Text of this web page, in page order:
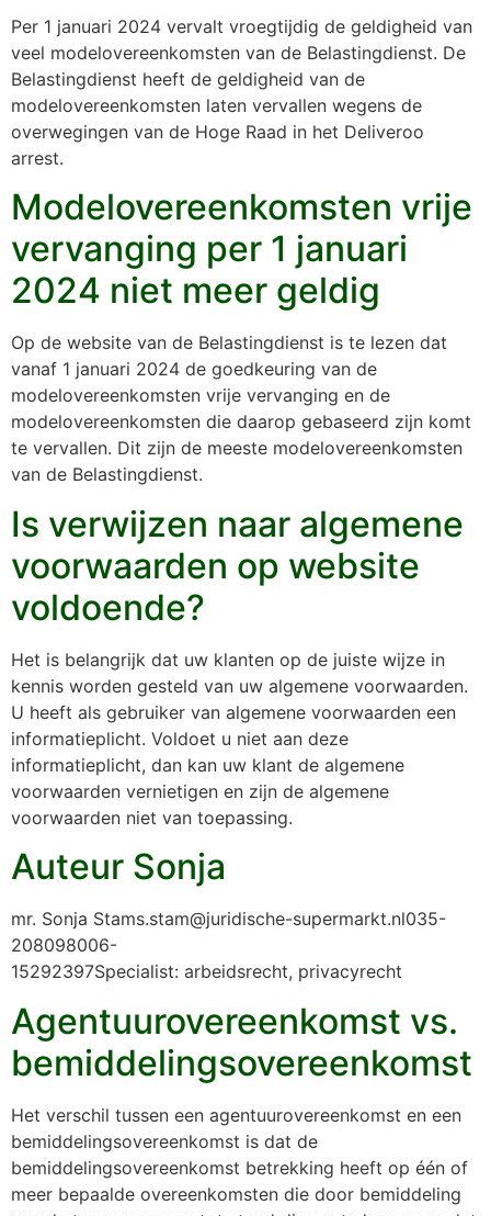
Per 1 januari 2024 vervalt vroegtijdig de geldigheid van
veel modelovereenkomsten van de Belastingdienst. De
Belastingdienst heeft de geldigheid van de
modelovereenkomsten laten vervallen wegens de
overwegingen van de Hoge Raad in het Deliveroo
arrest.
Modelovereenkomsten vrije
vervanging per 1 januari
2024 niet meer geldig
Op de website van de Belastingdienst is te lezen dat
vanaf 1 januari 2024 de goedkeuring van de
modelovereenkomsten vrije vervanging en de
modelovereenkomsten die daarop gebaseerd zijn komt
te vervallen. Dit zijn de meeste modelovereenkomsten
van de Belastingdienst.
Is verwijzen naar algemene
voorwaarden op website
voldoende?
Het is belangrijk dat uw klanten op de juiste wijze in
kennis worden gesteld van uw algemene voorwaarden.
U heeft als gebruiker van algemene voorwaarden een
informatieplicht. Voldoet u niet aan deze
informatieplicht, dan kan uw klant de algemene
voorwaarden vernietigen en zijn de algemene
voorwaarden niet van toepassing.
Auteur Sonja
mr. Sonja Stams.stam@juridische-supermarkt.nl035-
208098006-
15292397Specialist: arbeidsrecht, privacyrecht
Agentuurovereenkomst vs.
bemiddelingsovereenkomst
Het verschil tussen een agentuurovereenkomst en een
bemiddelingsovereenkomst is dat de
bemiddelingsovereenkomst betrekking heeft op één of
meer bepaalde overeenkomsten die door bemiddeling